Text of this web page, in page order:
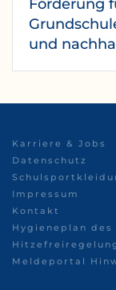
Förderung
und
Karriere & Jobs
Datenschutz
Impressum
Kontakt
Hygieneplan des
Meldeportal